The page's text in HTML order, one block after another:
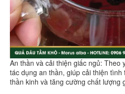
An thần và cải thiện giấc ngủ: Theo
tác dụng an thần, giúp cải thiện
thần kinh và tăng cường chất lượng